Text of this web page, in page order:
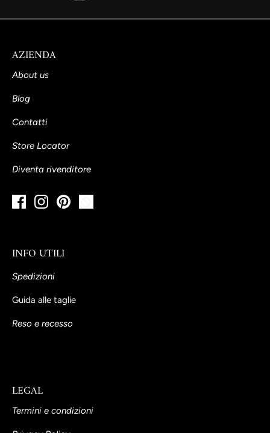
AZIENDA
About us
Blog
Contatti
Store Locator
Diventa rivenditore
INFO UTILI
Spedizioni
Guida alle taglie
Reso e recesso
LEGAL
Termini e condizioni